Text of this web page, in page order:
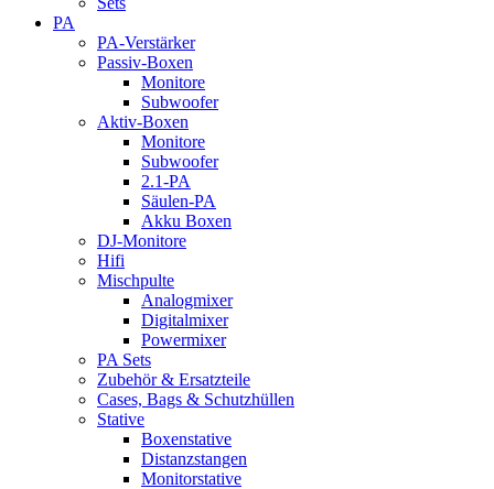
PA
PA-Verstärker
Passiv-Boxen
Monitore
Subwoofer
Aktiv-Boxen
Monitore
Subwoofer
2.1-PA
Säulen-PA
Akku Boxen
DJ-Monitore
Hifi
Mischpulte
Analogmixer
Digitalmixer
Powermixer
PA Sets
Zubehör & Ersatzteile
Cases, Bags & Schutzhüllen
Stative
Boxenstative
Distanzstangen
Monitorstative